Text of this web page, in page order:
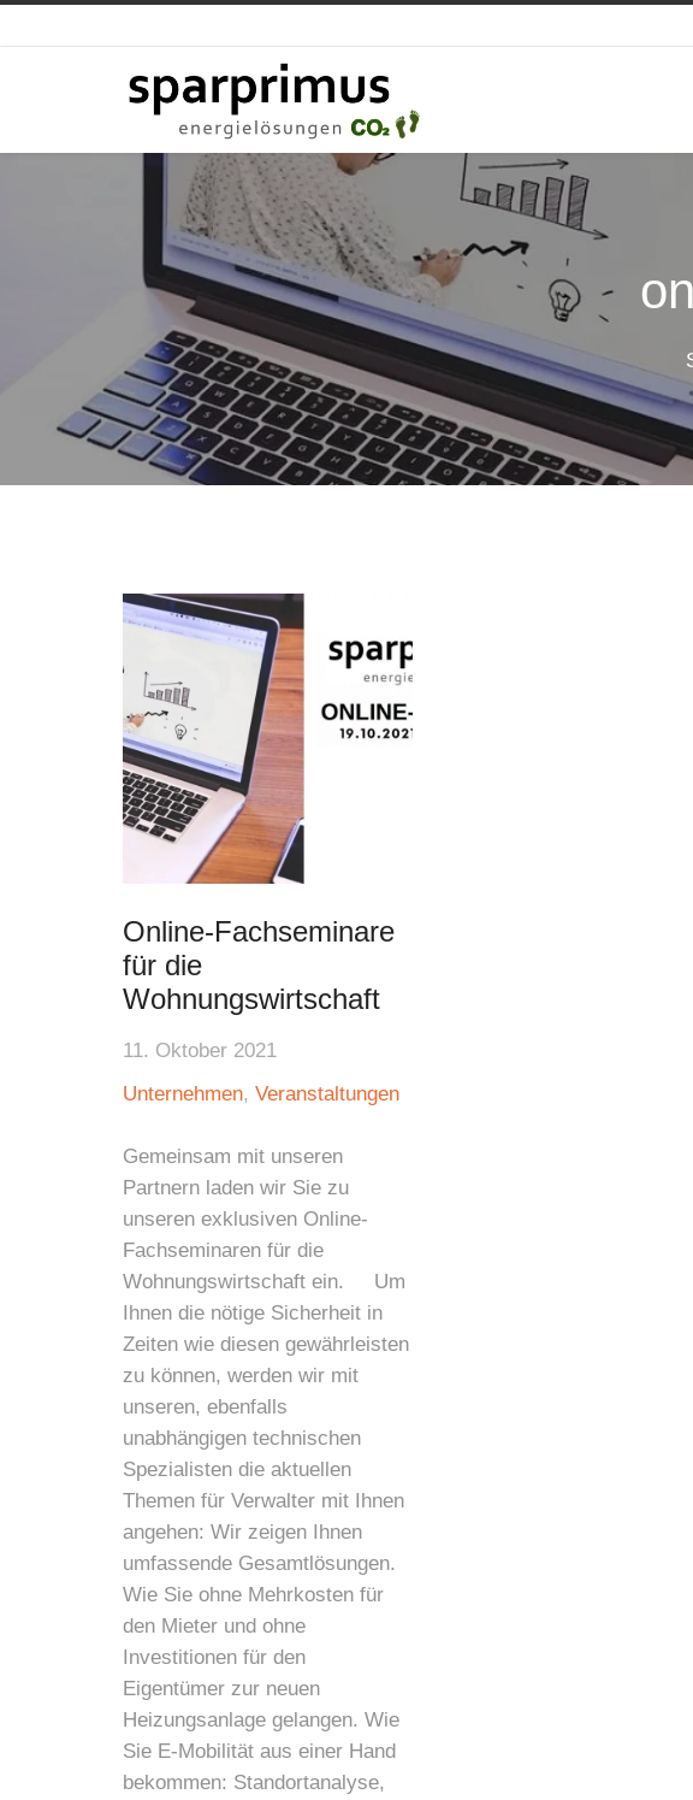
Online-Fachseminare
für die
Wohnungswirtschaft
11. Oktober 2021
Unternehmen, Veranstaltungen
Gemeinsam mit unseren
Partnern laden wir Sie zu
unseren exklusiven Online-
Fachseminaren für die
Wohnungswirtschaft ein. Um
Ihnen die nötige Sicherheit in
Zeiten wie diesen gewährleisten
zu können, werden wir mit
unseren, ebenfalls
unabhängigen technischen
Spezialisten die aktuellen
Themen für Verwalter mit Ihnen
angehen: Wir zeigen Ihnen
umfassende Gesamtlösungen.
Wie Sie ohne Mehrkosten für
den Mieter und ohne
Investitionen für den
Eigentümer zur neuen
Heizungsanlage gelangen. Wie
Sie E-Mobilität aus einer Hand
bekommen: Standortanalyse,